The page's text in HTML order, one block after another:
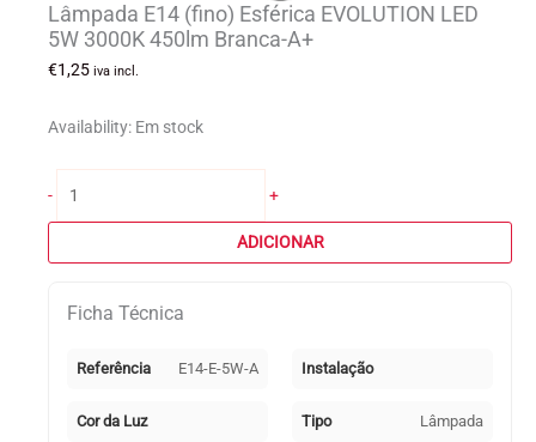
Lâmpada E14 (fino) Esférica EVOLUTION LED
5W 3000K 450lm Branca-A+
€1,25 iva incl.
Availability: Em stock
-
E14
Esférica
LED
3000K
+
ADICIONAR
Ficha Técnica
Referência E14-E-5W-A Instalação
Cor da Luz Tipo Lâmpada